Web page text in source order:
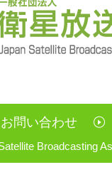
お問い合わせ
Broadcasting